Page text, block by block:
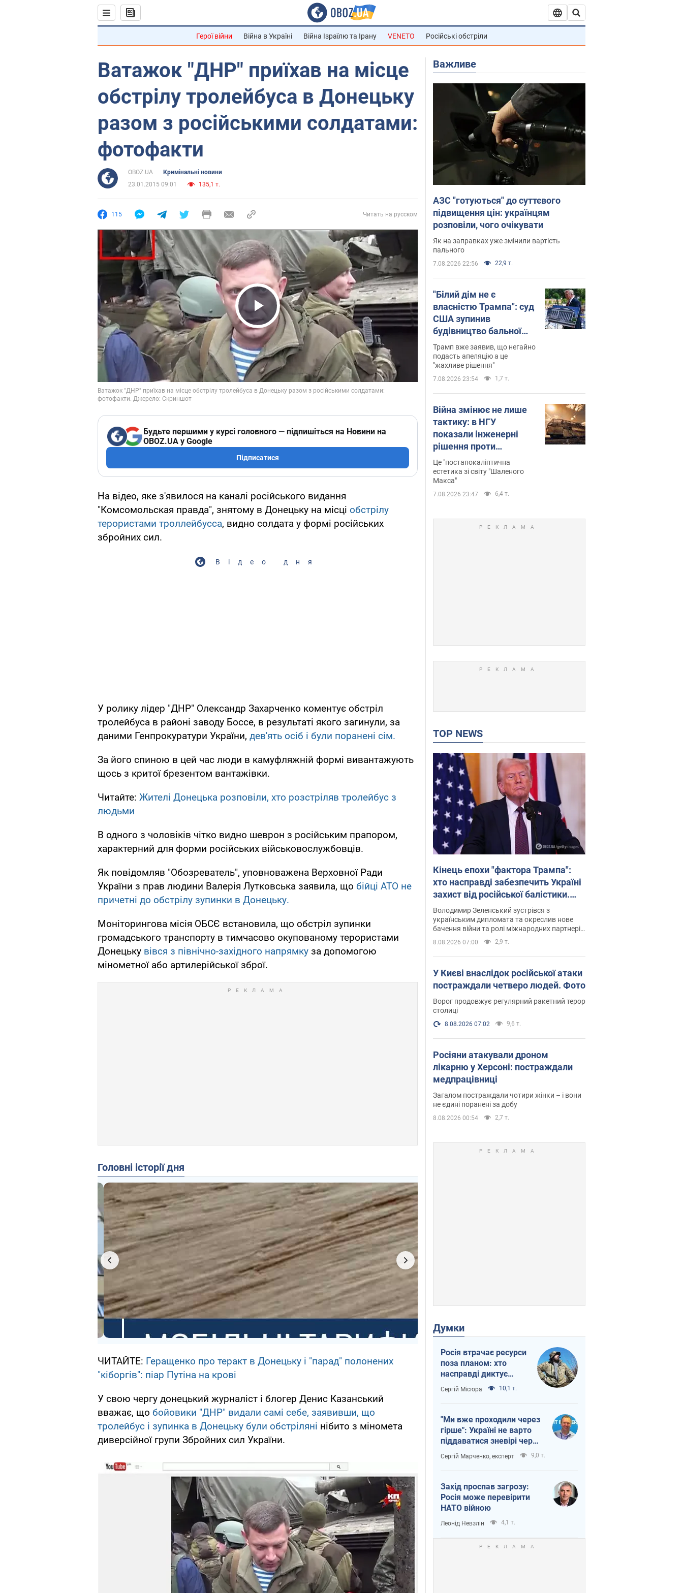
Герої війни Війна в Україні Війна Ізраїлю та Ірану VENETO Російські обстріли
Ватажок "ДНР" приїхав на місце
обстрілу тролейбуса в Донецьку
разом з російськими солдатами:
фотофакти
OBOZ.UA
Кримінальні новини
23.01.2015 09:01
135,1 т.
115 Читать на русском
Play Video
Будьте першими у курсі головного — підпишіться на Новини на
OBOZ.UA у Google
Підписатися
На відео, яке з'явилося на каналі російського видання
"Комсомольская правда", знятому в Донецьку на місці обстрілу
терористами троллейбусса, видно солдата у формі російських
збройних сил.
Відео дня
У ролику лідер "ДНР" Олександр Захарченко коментує обстріл
тролейбуса в районі заводу Боссе, в результаті якого загинули, за
даними Генпрокуратури України, дев'ять осіб і були поранені сім.
За його спиною в цей час люди в камуфляжній формі вивантажують
щось з критої брезентом вантажівки.
Читайте: Жителі Донецька розповіли, хто розстріляв тролейбус з
людьми
В одного з чоловіків чітко видно шеврон з російським прапором,
характерний для форми російських військовослужбовців.
Як повідомляв "Обозреватель", уповноважена Верховної Ради
України з прав людини Валерія Лутковська заявила, що бійці АТО не
причетні до обстрілу зупинки в Донецьку.
Моніторингова місія ОБСЄ встановила, що обстріл зупинки
громадського транспорту в тимчасово окупованому терористами
Донецьку вівся з північно-західного напрямку за допомогою
мінометної або артилерійської зброї.
Головні історії дня
ЧИТАЙТЕ: Геращенко про теракт в Донецьку і "парад" полонених
"кіборгів": піар Путіна на крові
У свою чергу донецький журналіст і блогер Денис Казанський
вважає, що бойовики "ДНР" видали самі себе, заявивши, що
тролейбус і зупинка в Донецьку були обстріляні нібито з міномета
диверсійної групи Збройних сил України.
Важливе
АЗС "готуються" до суттєвого
підвищення цін: українцям
розповіли, чого очікувати
Як на заправках уже змінили вартість
пального
7.08.2026 22:56 22,9 т.
"Білий дім не є
власністю Трампа": суд
США зупинив
будівництво бальної
зали за $400 млн
Трамп вже заявив, що негайно
подасть апеляцію а це
"жахливе рішення"
7.08.2026 23:54 1,7 т.
Війна змінює не лише
тактику: в НГУ
показали інженерні
рішення проти
російських FPV-дронів.
Фото
Це "постапокаліптична
естетика зі світу "Шаленого
Макса"
7.08.2026 23:47 6,4 т.
TOP NEWS
Кінець епохи "фактора Трампа":
хто насправді забезпечить Україні
захист від російської балістики.
Інтерв’ю з Безсмертним
Володимир Зеленський зустрівся з
українським дипломата та окреслив нове
бачення війни та ролі міжнародних партнерів
у боротьбі з Росією
8.08.2026 07:00 2,9 т.
У Києві внаслідок російської атаки
постраждали четверо людей. Фото
Ворог продовжує регулярний ракетний терор
столиці
8.08.2026 07:02 9,6 т.
Росіяни атакували дроном
лікарню у Херсоні: постраждали
медпрацівниці
Загалом постраждали чотири жінки – і вони
не єдині поранені за добу
8.08.2026 00:54 2,7 т.
Думки
Росія втрачає ресурси
поза планом: хто
насправді диктує
темп війни
Сергій Місюра 10,1 т.
"Ми вже проходили через
гірше": Україні не варто
піддаватися зневірі через
ракетний терор
Сергій Марченко, експерт 9,0 т.
Захід проспав загрозу:
Росія може перевірити
НАТО війною
Леонід Невзлін 4,1 т.